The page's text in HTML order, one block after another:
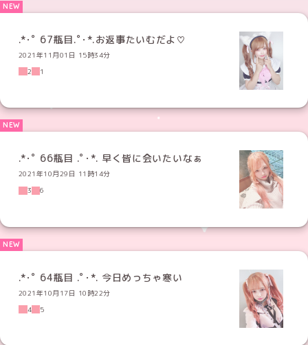
.*･ﾟ 67瓶目.ﾟ･*.お返事たいむだよ♡
2021年11月01日 15時34分
2
1
.*･ﾟ 66瓶目 .ﾟ･*. 早く皆に会いたいなぁ
2021年10月29日 11時14分
3
6
.*･ﾟ 64瓶目 .ﾟ･*. 今日めっちゃ寒い
2021年10月17日 10時22分
4
5